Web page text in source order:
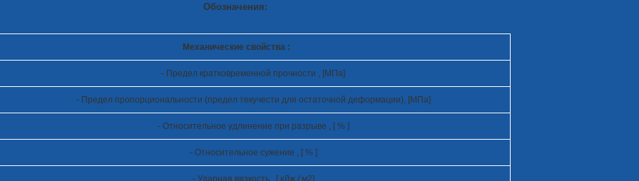
Обозначения:
Механические свойства :
- Предел кратковременной прочности , [МПа]
- Предел пропорциональности (предел текучести для остаточной деформации), [МПа]
- Относительное удлинение при разрыве , [ % ]
- Относительное сужение , [ % ]
- Ударная вязкость , [ кДж / м2]